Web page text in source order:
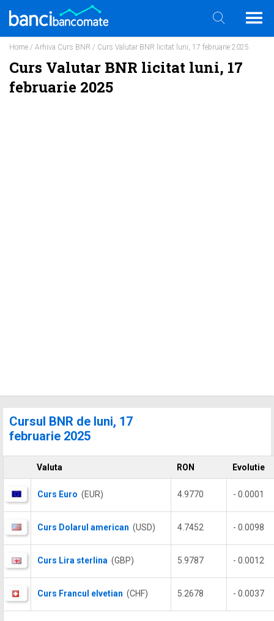
Home / Arhiva Curs BNR / Curs Valutar BNR licitat luni, 17 februarie 2025
Curs Valutar BNR licitat luni, 17
februarie 2025
Cursul BNR de luni, 17
februarie 2025
Valuta RON Evolutie
Curs Euro (EUR) 4.9770 - 0.0001
Curs Dolarul american (USD) 4.7452 - 0.0098
Curs Lira sterlina (GBP) 5.9787 - 0.0012
Curs Francul elvetian (CHF) 5.2678 - 0.0037